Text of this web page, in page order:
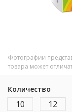
Фотографии
товара может
Количество
10 12